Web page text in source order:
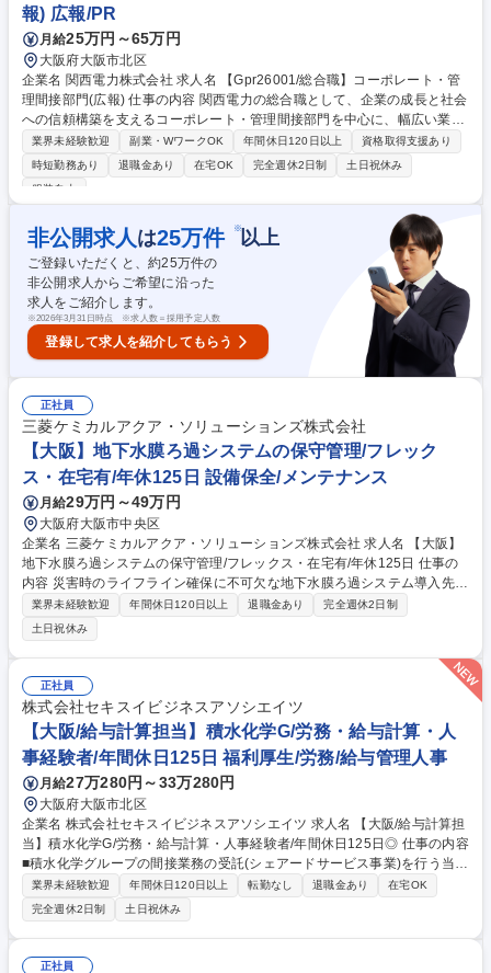
報) 広報/PR
月給25万円～65万円
大阪府大阪市北区
企業名 関西電力株式会社 求人名 【Gpr26001/総合職】コーポレート・管
理間接部門(広報) 仕事の内容 関西電力の総合職として、企業の成長と社会
への信頼構築を支えるコーポレート・管理間接部門を中心に、幅広い業務
に携わっていただきます。初期配属は広報室を予定しており、主に以下の
業務を担当いただきます。 ■ホームページ、SNS、オウンドメディア等を
活用した広報・宣伝活動の企画・運営■企業ブランディングに関する戦略
ホームページ等の運用状況のモニタリングおよび効果測定・データ分析 企
業のメッセージを戦略的に発信し、社会との対話をリードする役割を担っ
ていただきます。 募集職種 【Gpr26001/総合職】コーポレート・管理間
接部門(広報)
業界未経験歓迎 副業・WワークOK 年間休日120日以上
資格取得支援あり
時短勤務あり
退職金あり 在宅OK 完全週休2日制
土日祝休み
服装自由
非公開求人 は25万件 ※以上
ご登録いただくと、約25万件の
非公開求人からご希望に沿った
求人をご紹介します。
※2026年3月31日時点 ※求人数＝採用予定人数
登録して求人を紹介してもらう
正社員
三菱ケミカルアクア・ソリューションズ株式会社
【大阪】地下水膜ろ過システムの保守管理/フレック
ス・在宅有/年休125日 設備保全/メンテナンス
月給29万円～49万円
大阪府大阪市中央区
企業名 三菱ケミカルアクア・ソリューションズ株式会社 求人名 【大阪】
地下水膜ろ過システムの保守管理/フレックス・在宅有/年休125日 仕事の
内容 災害時のライフライン確保に不可欠な地下水膜ろ過システム導入先
（病院やホテル等）での保守管理業務を担当いただきます。設備の状態を
見極めながら、まずは保守管理を中心に、将来的には設備更新や改修対応
にも 関与していただく技術ポジションです。 【業務詳細】■社内外からの
設備、運転等に関する問合せ対応 ■点検作業、設備不具合発生時の状況確
認や復旧支援■水質データや遠隔監視を用いた運転状況の確認と改善提案■
保守工事の手配（見積・図面・計画作成含む）、立会いおよび安全管理■
点検報告書、工事記録の確認などの品質確認業務■設備更新や改修提案に
際しての技術支援など 募集職種 【大阪】地下水膜ろ過システムの保守管
理/フレックス・在宅有/年休125日
業界未経験歓迎 年間休日120日以上 退職金あり
完全週休2日制
土日祝休み
正社員
株式会社セキスイビジネスアソシエイツ
【大阪/給与計算担当】積水化学G/労務・給与計算・人
事経験者/年間休日125日 福利厚生/労務/給与管理人事
月給27万280円～33万280円
大阪府大阪市北区
企業名 株式会社セキスイビジネスアソシエイツ 求人名 【大阪/給与計算担
当】積水化学G/労務・給与計算・人事経験者/年間休日125日◎ 仕事の内容
■積水化学グループの間接業務の受託(シェアードサービス事業)を行う当社
で、人事給与計算ソフト「COMPANY」を用いた積水化学グループ会社の
給与計算業務をお任せします。（約60社を分担して担当します） 【具体
的な業務内容】人事給与計算ソフトを用いて、顧客からの相談窓口、給
与・賞与計算結果全体チェック、各社処理のとりまとめ、年末調整などの
年次業務推進等をご担当いただきます。 【入社後の流れ】まずは人事給与
業界未経験歓迎 年間休日120日以上 転勤なし 退職金あり
在宅OK
完全週休2日制
土日祝休み
正社員